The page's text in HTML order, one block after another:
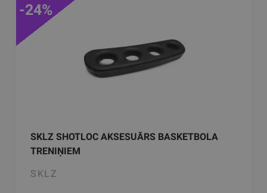
SKLZ SHOTLOC AKSESUĀRS BASKETBOLA
TRENIŅIEM
SKLZ
-24%